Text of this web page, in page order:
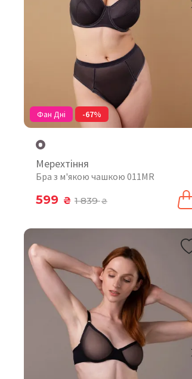
Фан Дні -67%
Мерехтіння
Бра з м'якою чашкою 011MR
599 ₴ 1 839₴